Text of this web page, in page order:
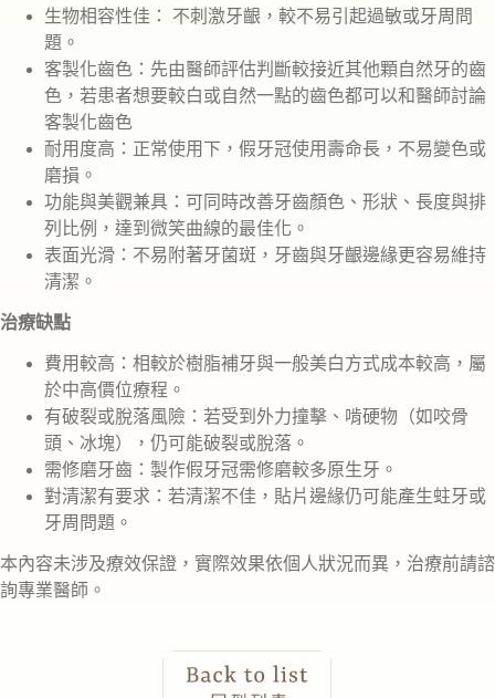
生物相容性佳： 不刺激牙齦，較不易引起過敏或牙周問
題。
客製化齒色：先由醫師評估判斷較接近其他顆自然牙的齒
色，若患者想要較白或自然一點的齒色都可以和醫師討論
客製化齒色
耐用度高：正常使用下，假牙冠使用壽命長，不易變色或
磨損。
功能與美觀兼具：可同時改善牙齒顏色、形狀、長度與排
列比例，達到微笑曲線的最佳化。
表面光滑：不易附著牙菌斑，牙齒與牙齦邊緣更容易維持
清潔。
治療缺點
費用較高：相較於樹脂補牙與一般美白方式成本較高，屬
於中高價位療程。
有破裂或脫落風險：若受到外力撞擊、啃硬物（如咬骨
頭、冰塊），仍可能破裂或脫落。
需修磨牙齒：製作假牙冠需修磨較多原生牙。
對清潔有要求：若清潔不佳，貼片邊緣仍可能產生蛀牙或
牙周問題。
本內容未涉及療效保證，實際效果依個人狀況而異，治療前請諮
詢專業醫師。